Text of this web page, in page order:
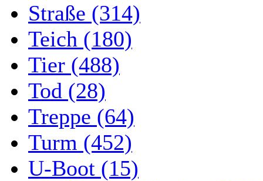
Straße (314)
Teich (180)
Tier (488)
Tod (28)
Treppe (64)
Turm (452)
U-Boot (15)